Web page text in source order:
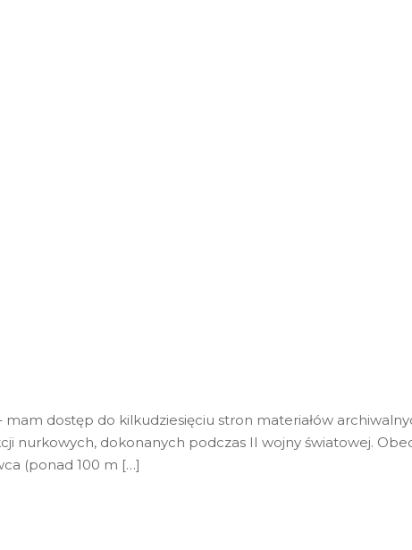
dostęp do kilkudziesięciu stron materiałów
nurkowych, dokonanych podczas II wojny światowej.
(ponad 100 m […]